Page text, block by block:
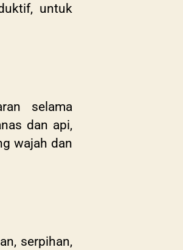
untuk
selama
dan api,
wajah dan
serpihan,